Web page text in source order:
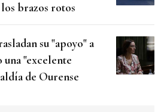
brazos rotos
su "apoyo" a
"excelente
de Ourense